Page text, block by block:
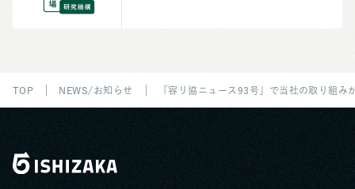
TOP NEWS/お知らせ 「容リ協ニュース93号」で当社の取り組み